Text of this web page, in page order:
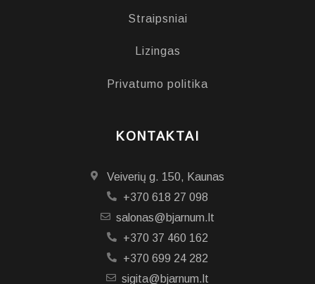
Straipsniai
Lizingas
Privatumo politika
KONTAKTAI
Veiverių g. 150, Kaunas
+370 618 27 098
salonas@bjarnum.lt
+370 37 460 162
+370 699 24 282
sigita@bjarnum.lt